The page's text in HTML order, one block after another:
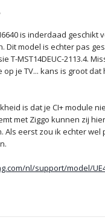
is inderdaad geschikt
Dit model is echter pas
T-MST14DEUC-2113.4.
je TV... kans is groot dat
is dat je CI+ module
met Ziggo kunnen zij
Als eerst zou ik echter wel
nl/support/model/